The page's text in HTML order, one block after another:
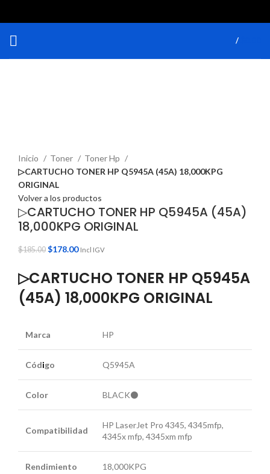
/
Inicio
Toner
Toner Hp
▷CARTUCHO TONER HP Q5945A (45A) 18,000KPG
ORIGINAL
Volver a los productos
▷CARTUCHO TONER HP Q5945A (45A)
18,000KPG ORIGINAL
$185.00 $178.00 Incl IGV
▷CARTUCHO TONER HP Q5945A
(45A) 18,000KPG ORIGINAL
Marca HP
Código Q5945A
Color BLACK⚫
Compatibilidad
HP LaserJet Pro 4345, 4345mfp,
4345x mfp, 4345xm mfp
Rendimiento 18,000KPG